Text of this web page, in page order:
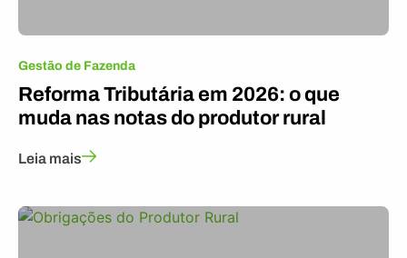
Gestão de Fazenda
Reforma Tributária em 2026: o que
muda nas notas do produtor rural
Leia mais